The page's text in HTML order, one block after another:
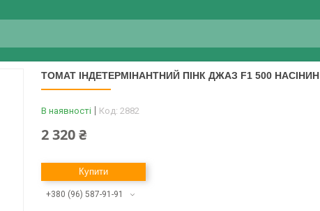
ТОМАТ ІНДЕТЕРМІНАНТНИЙ ПІНК ДЖАЗ F1 500 НАСІНИН
В наявності Код: 2882
2 320 ₴
Купити
+380 (96) 587-91-91